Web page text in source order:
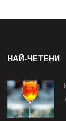
НАЙ-ЧЕТЕНИ